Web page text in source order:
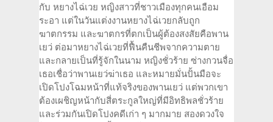
กับ หยางไฉ่เวย หญิงสาวที่ชาวเมืองทุกคนเอือม
ระอา แต่ในวันแต่งงานหยางไฉ่เวยกลับถูก
ฆาตกรรม และฆาตกรที่ตกเป็นผู้ต้องสงสัยคือพาน
เยว่ ต่อมาหยางไฉ่เวยที่ฟื้นคืนชีพจากความตาย
และกลายเป็นที่รู้จักในนาม หญิงชั่วร้าย ซ่างกวนจื่อ
เธอเชื่อว่าพานเยว่ฆ่าเธอ และหมายมั่นปั้นมือจะ
เปิดโปงโฉมหน้าที่แท้จริงของพานเยว่ แต่พวกเขา
ต้องเผชิญหน้ากับสี่ตระกูลใหญ่ที่มีอิทธิพลชั่วร้าย
และร่วมกันเปิดโปงคดีเก่า ๆ มากมาย สองดวงใจ